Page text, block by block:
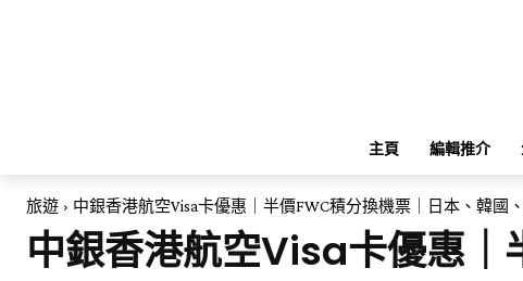
主頁 編輯推介
旅遊 中銀香港航空Visa卡優惠｜半價FWC積分換機票｜日本、韓國
中銀香港航空Visa卡優惠｜